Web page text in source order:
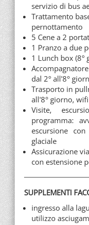
servizio di bus
Trattamento
pernottamento
5 Cene a 2
1 Pranzo a due
1 Lunch box (8°
dal 2° all'8°
Trasporto in
all'8° giorno,
Visite,
programma:
escursione
glaciale
Assicurazione
con estensione
SUPPLEMENTI
ingresso alla
utilizzo